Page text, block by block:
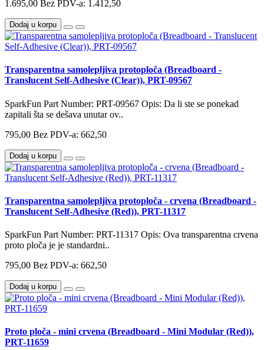
1.695,00 Bez PDV-a: 1.412,50
Dodaj u korpu
Transparentna samolepljiva protoploča (Breadboard -
Translucent Self-Adhesive (Clear)), PRT-09567
SparkFun Part Number: PRT-09567 Opis: Da li ste se ponekad
zapitali šta se dešava unutar ov..
795,00 Bez PDV-a: 662,50
Dodaj u korpu
Transparentna samolepljiva protoploča - crvena (Breadboard -
Translucent Self-Adhesive (Red)), PRT-11317
SparkFun Part Number: PRT-11317 Opis: Ova transparentna crvena
proto ploča je je standardni..
795,00 Bez PDV-a: 662,50
Dodaj u korpu
Proto ploča - mini crvena (Breadboard - Mini Modular (Red)),
PRT-11659